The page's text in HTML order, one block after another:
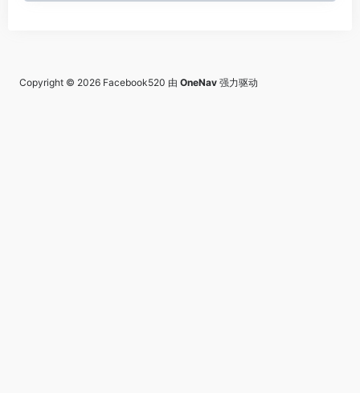
Copyright © 2026 Facebook520 由 OneNav 强力驱动